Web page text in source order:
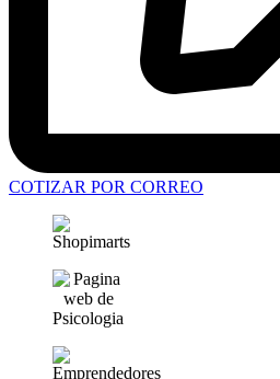
COTIZAR POR CORREO